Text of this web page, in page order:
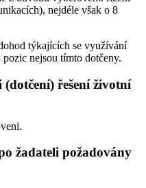
nejdéle však o 8
týkajících se využívání
nejsou tímto dotčeny.
řešení životní
žadateli požadovány